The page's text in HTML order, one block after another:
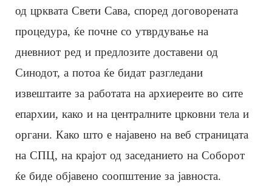
од црквата Свети Сава, според договорената
процедура, ќе почне со утврдување на
дневниот ред и предлозите доставени од
Синодот, а потоа ќе бидат разгледани
извештаите за работата на архиереите во сите
епархии, како и на централните црковни тела и
органи. Како што е најавено на веб страницата
на СПЦ, на крајот од заседанието на Соборот
ќе биде објавено соопштение за јавноста.